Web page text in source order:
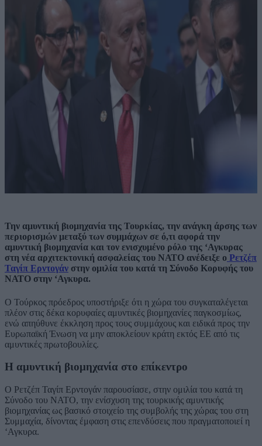
Την αμυντική βιομηχανία της Τουρκίας, την ανάγκη άρσης των
περιορισμών μεταξύ των συμμάχων σε ό,τι αφορά την
αμυντική βιομηχανία και τον ενισχυμένο ρόλο της ‘Αγκυρας
στη νέα αρχιτεκτονική ασφαλείας του ΝΑΤΟ ανέδειξε ο Ρετζέπ
Ταγίπ Ερντογάν στην ομιλία του κατά τη Σύνοδο Κορυφής του
ΝΑΤΟ στην ‘Αγκυρα.
Ο Τούρκος πρόεδρος υποστήριξε ότι η χώρα του συγκαταλέγεται
πλέον στις δέκα κορυφαίες αμυντικές βιομηχανίες παγκοσμίως,
ενώ απηύθυνε έκκληση προς τους συμμάχους και ειδικά προς την
Ευρωπαϊκή Ένωση να μην αποκλείουν κράτη εκτός ΕΕ από τις
αμυντικές πρωτοβουλίες.
Η αμυντική βιομηχανία στο επίκεντρο
Ο Ρετζέπ Ταγίπ Ερντογάν παρουσίασε, στην ομιλία του κατά τη
Σύνοδο του ΝΑΤΟ, την ενίσχυση της τουρκικής αμυντικής
βιομηχανίας ως βασικό στοιχείο της συμβολής της χώρας του στη
Συμμαχία, δίνοντας έμφαση στις επενδύσεις που πραγματοποιεί η
‘Αγκυρα.